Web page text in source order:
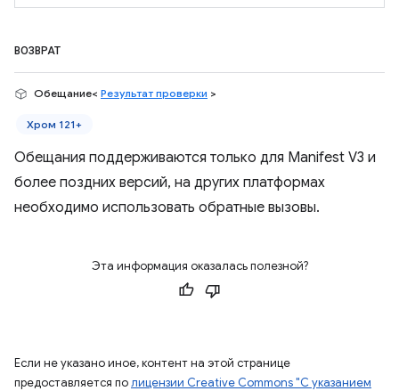
ВОЗВРАТ
Обещание< Результат проверки >
Хром 121+
Обещания поддерживаются только для Manifest V3 и
более поздних версий, на других платформах
необходимо использовать обратные вызовы.
Эта информация оказалась полезной?
Если не указано иное, контент на этой странице
предоставляется полицензии Creative Commons "С указанием